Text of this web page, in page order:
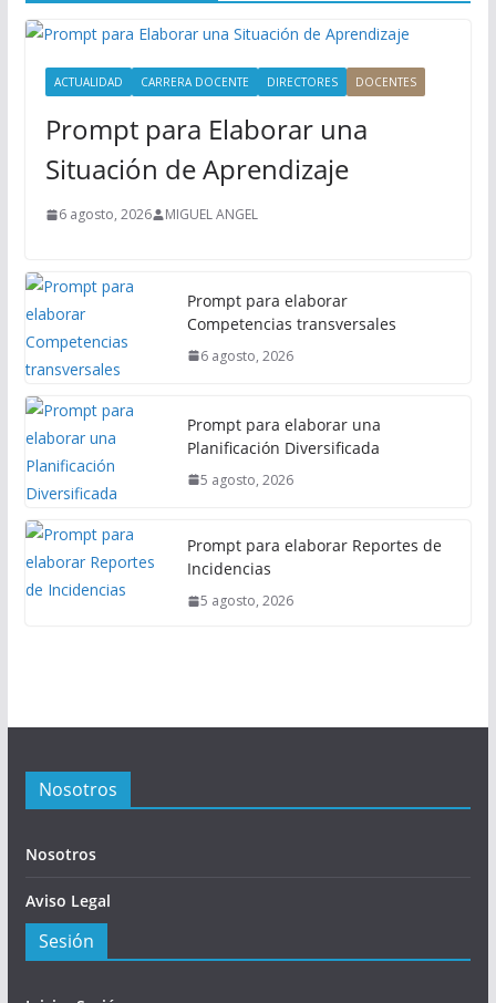
P
ACTUALIDAD CARRERA DOCENTE DIRECTORES DOCENTES
Prompt para Elaborar una
Situación de Aprendizaje
6 agosto, 2026 MIGUEL ANGEL
Prompt para elaborar
Competencias transversales
6 agosto, 2026
Prompt para elaborar una
Planificación Diversificada
5 agosto, 2026
Prompt para elaborar Reportes de
Incidencias
5 agosto, 2026
Nosotros
Nosotros
Aviso Legal
Sesión